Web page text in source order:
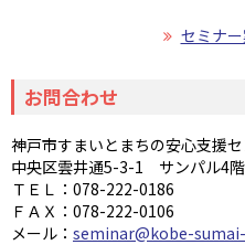
セミナ
お問合わせ
神戸市すまいとまちの安心支援
中央区雲井通5-3-1 サンパル4階
ＴＥＬ：078-222-0186
ＦＡＸ：078-222-0106
メール： seminar@kobe-